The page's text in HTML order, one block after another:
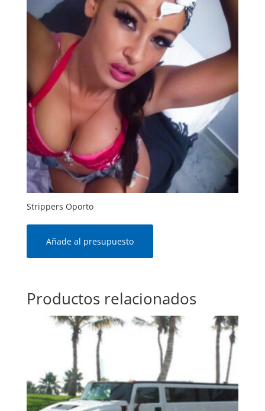
Strippers Oporto
Añade al presupuesto
Productos relacionados